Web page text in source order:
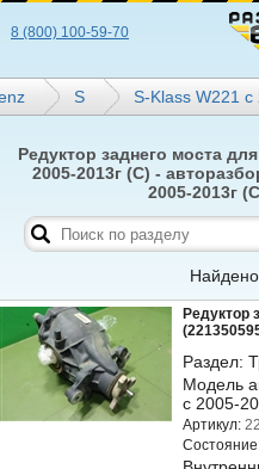
8 (800) 100-59-70
S S-Klass W221
Редуктор заднего моста
2005-2013г (С) -
2005-2013г
Редуктор
Раздел:
Модель
с 2005-
Артикул: